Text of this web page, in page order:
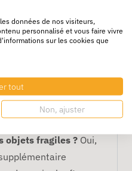
et stockage léger
objets fragiles ? Oui,
données de nos visiteurs,
personnalisé et vous faire vivre
sur les cookies que
tout
Non, ajuster